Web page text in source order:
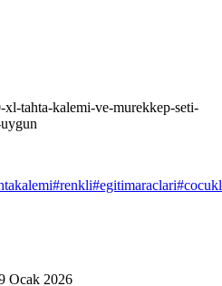
xl-tahta-kalemi-ve-murekkep-seti-
#renkli#egitimaraclari#
Ocak 2026